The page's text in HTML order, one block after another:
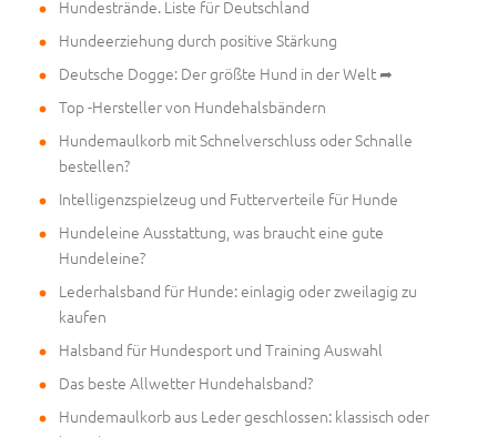
Hundestrände. Liste für Deutschland
Hundeerziehung durch positive Stärkung
Deutsche Dogge: Der größte Hund in der Welt ➦
Top -Hersteller von Hundehalsbändern
Hundemaulkorb mit Schnelverschluss oder Schnalle
bestellen?
Intelligenzspielzeug und Futterverteile für Hunde
Hundeleine Ausstattung, was braucht eine gute
Hundeleine?
Lederhalsband für Hunde: einlagig oder zweilagig zu
kaufen
Halsband für Hundesport und Training Auswahl
Das beste Allwetter Hundehalsband?
Hundemaulkorb aus Leder geschlossen: klassisch oder